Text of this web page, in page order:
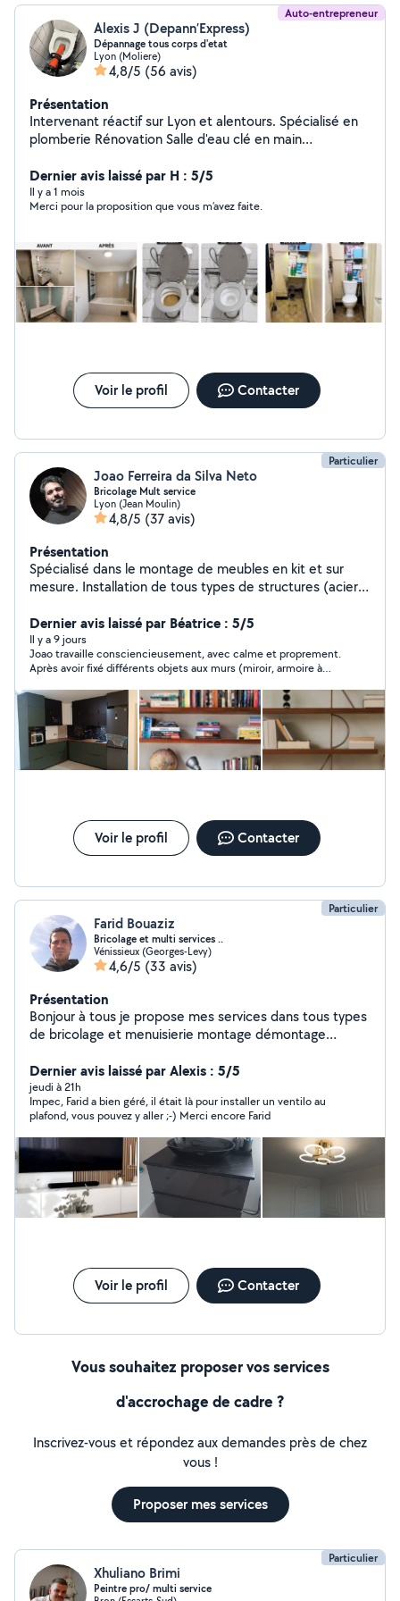
Auto-entrepreneur
Alexis J (Depann’Express)
Dépannage tous corps d'etat
Lyon (Moliere)
4,8/5 (56 avis)
Présentation
Intervenant réactif sur Lyon et alentours. Spécialisé en
plomberie Rénovation Salle d'eau clé en main
canalisation, chauffe-eau Devis + déplacement gratuits
Dernier avis laissé par H : 5/5
Il y a 1 mois
Merci pour la proposition que vous m’avez faite.
Voir le profil Contacter
Particulier
Joao Ferreira da Silva Neto
Bricolage Mult service
Lyon (Jean Moulin)
4,8/5 (37 avis)
Présentation
Spécialisé dans le montage de meubles en kit et sur
mesure. Installation de tous types de structures (acier,
escaliers, mezzanines et fenêtres. Peinture et
rénovation intérieure, pose de revêtements de sol et
de carrelage.Toiture, couvertures, gouttières et solins,
réparation de fuites et d'infiltrations, petits travaux
d'électricité et de plomberie. Prix compétitifs et service
de qualité.Nous effectuons également des
déménagements et proposons une assistance pour les
déménagements.
Dernier avis laissé par Béatrice : 5/5
Il y a 9 jours
Joao travaille consciencieusement, avec calme et proprement.
Après avoir fixé différents objets aux murs (miroir, armoire à
escamotable qui était en kit, un travail complexe nécessitant
une journée de travail avec un résultat nickel. Merci Joao. Je le
recommande vivement
Voir le profil Contacter
Particulier
Farid Bouaziz
Bricolage et multi services ..
Vénissieux (Georges-Levy)
4,6/5 (33 avis)
Présentation
Bonjour à tous je propose mes services dans tous types
de bricolage et menuisierie montage démontage
fixation du télé peinture n'hésitez pas de me contacter
Dernier avis laissé par Alexis : 5/5
jeudi à 21h
Impec, Farid a bien géré, il était là pour installer un ventilo au
plafond, vous pouvez y aller ;-) Merci encore Farid
Voir le profil Contacter
Vous souhaitez proposer vos services
d'accrochage de cadre ?
Inscrivez-vous et répondez aux demandes près de chez
vous !
Proposer mes services
Particulier
Xhuliano Brimi
Peintre pro/ multi service